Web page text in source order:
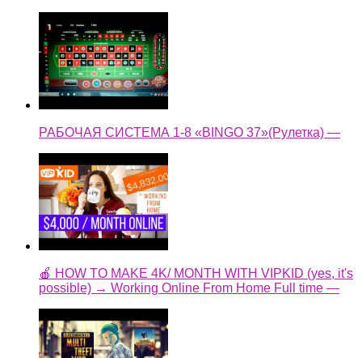
РАБОЧАЯ СИСТЕМА 1-8 «BINGO 37»(Рулетка) —
🍎 HOW TO MAKE 4K/ MONTH WITH VIPKID (yes, it's
possible) → Working Online From Home Full time —